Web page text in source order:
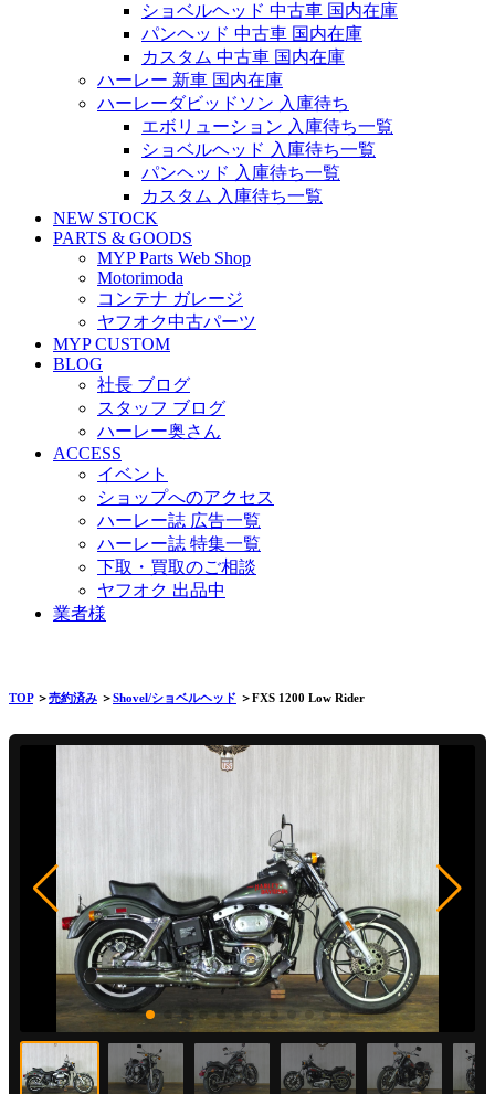
ショベルヘッド 中古車 国内在庫
パンヘッド 中古車 国内在庫
カスタム 中古車 国内在庫
ハーレー 新車 国内在庫
ハーレーダビッドソン 入庫待ち
エボリューション 入庫待ち一覧
ショベルヘッド 入庫待ち一覧
パンヘッド 入庫待ち一覧
カスタム 入庫待ち一覧
NEW STOCK
PARTS & GOODS
MYP Parts Web Shop
Motorimoda
コンテナ ガレージ
ヤフオク中古パーツ
MYP CUSTOM
BLOG
社長 ブログ
スタッフ ブログ
ハーレー奥さん
ACCESS
イベント
ショップへのアクセス
ハーレー誌 広告一覧
ハーレー誌 特集一覧
下取・買取のご相談
ヤフオク 出品中
業者様
TOP＞売約済み ＞Shovel/ショベルヘッド ＞FXS 1200 Low Rider